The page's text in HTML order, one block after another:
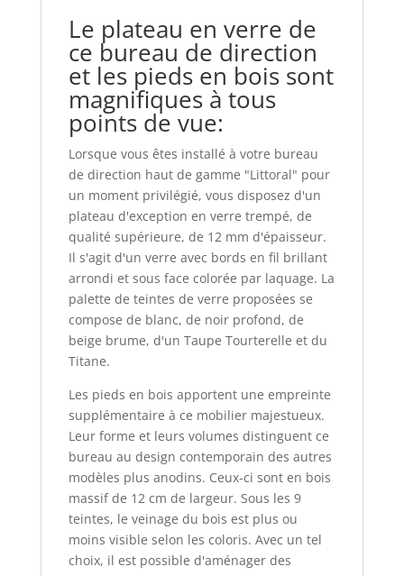
Le plateau en verre de
ce bureau de direction
et les pieds en bois sont
magnifiques à tous
points de vue:
Lorsque vous êtes installé à votre bureau
de direction haut de gamme "Littoral" pour
un moment privilégié, vous disposez d'un
plateau d'exception en verre trempé, de
qualité supérieure, de 12 mm d'épaisseur.
Il s'agit d'un verre avec bords en fil brillant
arrondi et sous face colorée par laquage. La
palette de teintes de verre proposées se
compose de blanc, de noir profond, de
beige brume, d'un Taupe Tourterelle et du
Titane.
Les pieds en bois apportent une empreinte
supplémentaire à ce mobilier majestueux.
Leur forme et leurs volumes distinguent ce
bureau au design contemporain des autres
modèles plus anodins. Ceux-ci sont en bois
massif de 12 cm de largeur. Sous les 9
teintes, le veinage du bois est plus ou
moins visible selon les coloris. Avec un tel
choix, il est possible d'aménager des